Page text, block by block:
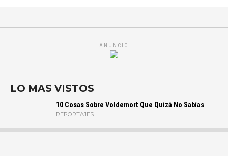
ANUNCIO
LO MAS VISTOS
10 Cosas Sobre Voldemort Que Quizá No Sabías
REPORTAJES